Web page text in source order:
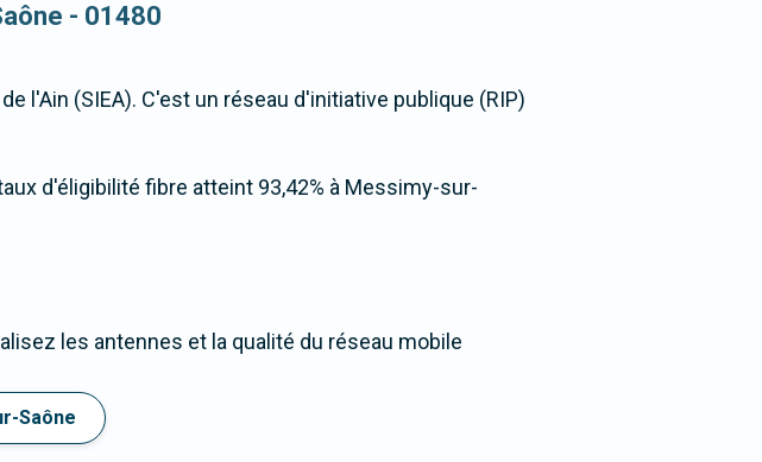
- 01480
l'Ain (SIEA). C'est un réseau d'initiative publique (RIP)
d'éligibilité fibre atteint 93,42% à Messimy-sur-
les antennes et la qualité du réseau mobile
Saône